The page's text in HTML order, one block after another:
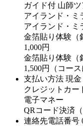
ガイド付 山師
アイランド・ミ
アイランド・ミ
金箔貼り体験（
1,000円
金箔貼り体験（
1,500円（コー
支払い方法 現金
クレジットカー
電子マネー
QRコード決済（
連絡先電話番号